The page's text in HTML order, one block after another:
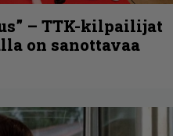
– TTK-kilpailijat
on sanottavaa